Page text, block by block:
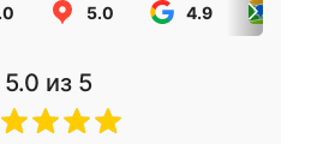
5.0 4.9
5.0 из 5